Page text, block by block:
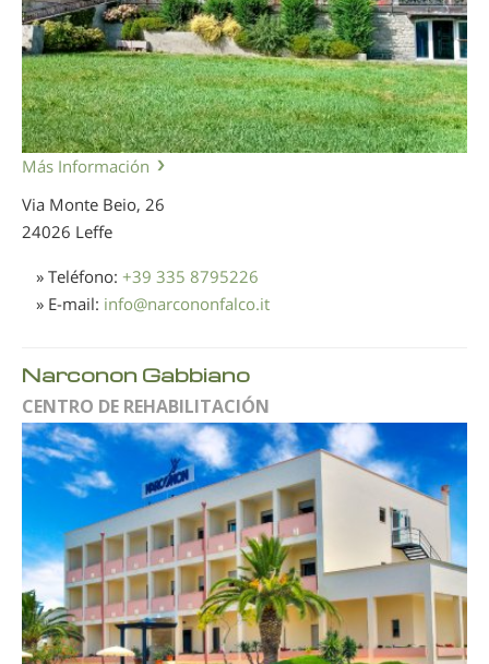
Más Información
Via Monte Beio, 26
24026 Leffe
» Teléfono: +39 335 8795226
» E-mail: info@narcononfalco.it
Narconon Gabbiano
CENTRO DE REHABILITACIÓN